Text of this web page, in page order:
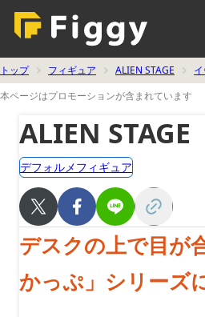
トップ フィギュア ALIEN STAGE
本ページはプロモーションが含まれています
ALIEN STAGE
デフォルメフィギュア
デスクの上で目が
かっぷ」シリーズ